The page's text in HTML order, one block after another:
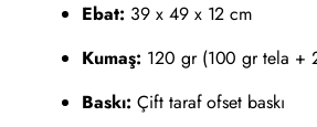
Ebat: 39 x 49 x 12 cm
Kumaş: 120 gr (100 gr tela +
Baskı: Çift taraf ofset baskı